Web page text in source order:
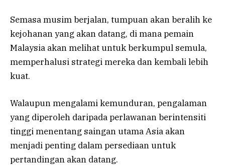
Semasa musim berjalan, tumpuan akan beralih ke
kejohanan yang akan datang, di mana pemain
Malaysia akan melihat untuk berkumpul semula,
memperhalusi strategi mereka dan kembali lebih
kuat.
Walaupun mengalami kemunduran, pengalaman
yang diperoleh daripada perlawanan berintensiti
tinggi menentang saingan utama Asia akan
menjadi penting dalam persediaan untuk
pertandingan akan datang.